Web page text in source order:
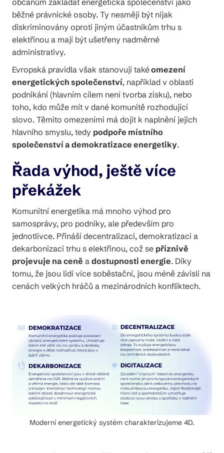
občanům zakládat energetická společenství jako
běžné právnické osoby. Ty nesmějí být nijak
diskriminovány oproti jiným účastníkům trhu s
elektřinou a mají být ušetřeny nadměrné
administrativy.
Evropská pravidla však stanovují takéomezení
energetických společenství, například v oblasti
podnikání (hlavním cílem není tvorba zisku), nebo
toho, kdo může mít v dané komunitě rozhodující
slovo. Těmito omezeními má dojít k naplnění jejich
hlavního smyslu, tedy podpoře místního
společenství a demokratizace energetiky.
Řada výhod, ještě více
překážek
Komunitní energetika má mnoho výhod pro
samosprávy, pro podniky, ale především pro
jednotlivce. Přináší decentralizaci, demokratizaci a
dekarbonizaci trhu s elektřinou, což se příznivě
projevuje na ceně a dostupnosti energie. Díky
tomu, že jsou lidí více soběstační, jsou méně závislí na
cenách velkých hráčů a mezinárodních konfliktech.
Moderní energetický systém charakterizujeme 4D.